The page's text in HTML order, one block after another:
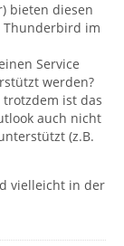
bieten diesen
Thunderbird im
Service
werden?
ist das
auch nicht
(z.B.
vielleicht in der